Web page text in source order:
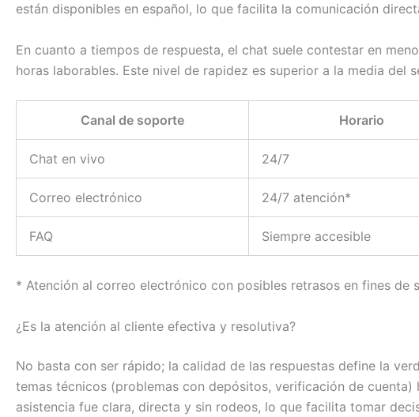
están disponibles en español, lo que facilita la comunicación
En cuanto a tiempos de respuesta, el chat suele contestar en
horas laborables. Este nivel de rapidez es superior a la media del
Canal de soporte Horario
Chat en vivo 24/7
Correo electrónico 24/7 atención*
FAQ Siempre accesible
* Atención al correo electrónico con posibles retrasos en fines de
¿Es la atención al cliente efectiva y resolutiva?
No basta con ser rápido; la calidad de las respuestas define la
temas técnicos (problemas con depósitos, verificación de
asistencia fue clara, directa y sin rodeos, lo que facilita tomar